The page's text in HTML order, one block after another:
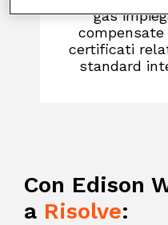
gas
certificati
standard
Con Edison
a Risolve: